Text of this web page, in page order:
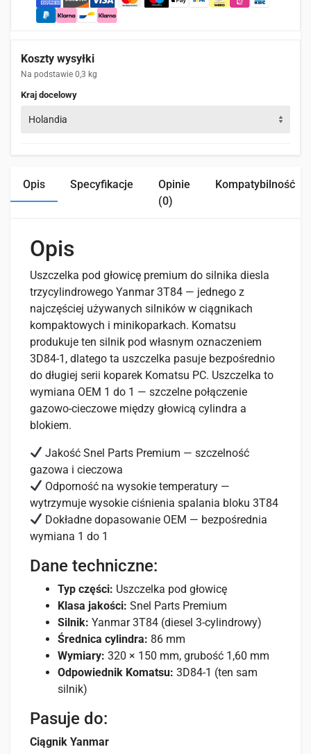
Koszty wysyłki
Na podstawie 0,3 kg
Kraj docelowy
Holandia
Opis Specyfikacje
Opinie
(0)
Kompatybilność
Opis
Uszczelka pod głowicę premium do silnika diesla
trzycylindrowego Yanmar 3T84 — jednego z
najczęściej używanych silników w ciągnikach
kompaktowych i minikoparkach. Komatsu
produkuje ten silnik pod własnym oznaczeniem
3D84-1, dlatego ta uszczelka pasuje bezpośrednio
do długiej serii koparek Komatsu PC. Uszczelka to
wymiana OEM 1 do 1 — szczelne połączenie
gazowo-cieczowe między głowicą cylindra a
blokiem.
Jakość Snel Parts Premium — szczelność
gazowa i cieczowa
Odporność na wysokie temperatury —
wytrzymuje wysokie ciśnienia spalania bloku 3T84
Dokładne dopasowanie OEM — bezpośrednia
wymiana 1 do 1
Dane techniczne:
Typ części: Uszczelka pod głowicę
Klasa jakości: Snel Parts Premium
Silnik: Yanmar 3T84 (diesel 3-cylindrowy)
Średnica cylindra: 86 mm
Wymiary: 320 × 150 mm, grubość 1,60 mm
Odpowiednik Komatsu: 3D84-1 (ten sam
silnik)
Pasuje do:
Ciągnik Yanmar